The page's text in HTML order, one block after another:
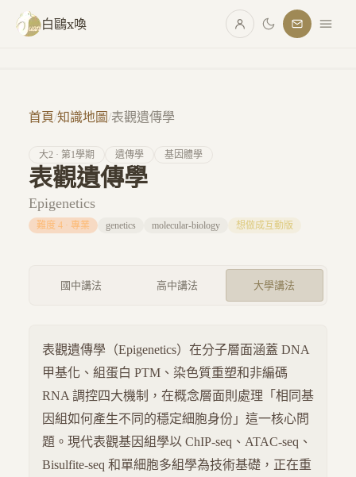
跳至主要內容
白鷗x喚
首頁/知識地圖/表觀遺傳學
大2 · 第1學期 遺傳學 基因體學
表觀遺傳學
Epigenetics
難度 4 · 專業 genetics molecular-biology 想做成互動版
國中講法 高中講法 大學講法
表觀遺傳學（Epigenetics）在分子層面涵蓋 DNA
甲基化、組蛋白 PTM、染色質重塑和非編碼
RNA 調控四大機制，在概念層面則處理「相同基
因組如何產生不同的穩定細胞身份」這一核心問
題。現代表觀基因組學以 ChIP-seq、ATAC-seq、
Bisulfite-seq 和單細胞多組學為技術基礎，正在重